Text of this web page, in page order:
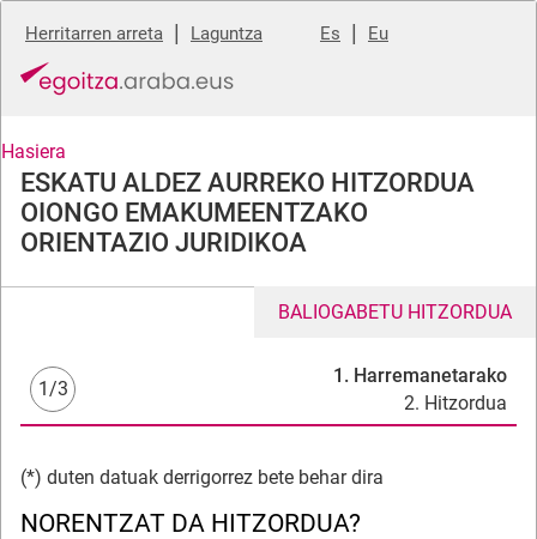
Herritarren arreta Laguntza Es Eu
Hasiera
ESKATU ALDEZ AURREKO HITZORDUA
OIONGO EMAKUMEENTZAKO
ORIENTAZIO JURIDIKOA
BALIOGABETU HITZORDUA
1/3
1. Harremanetarako
2. Hitzordua
(*) duten datuak derrigorrez bete behar dira
NORENTZAT DA HITZORDUA?